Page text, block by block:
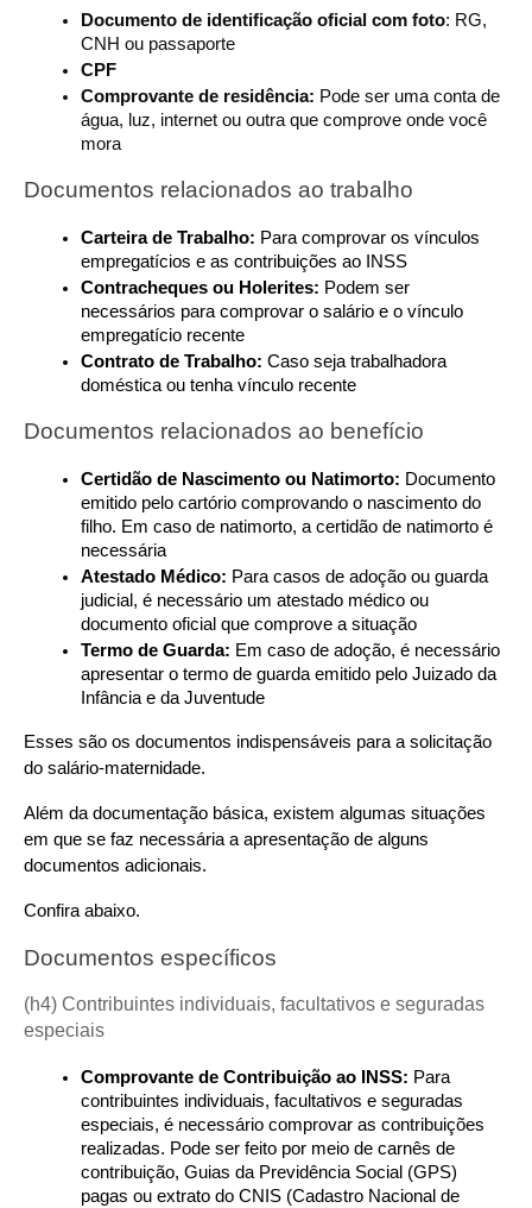
Documento de identificação oficial com foto: RG,
CNH ou passaporte
CPF
Comprovante de residência: Pode ser uma conta de
água, luz, internet ou outra que comprove onde você
mora
Documentos relacionados ao trabalho
Carteira de Trabalho: Para comprovar os vínculos
empregatícios e as contribuições ao INSS
Contracheques ou Holerites: Podem ser
necessários para comprovar o salário e o vínculo
empregatício recente
Contrato de Trabalho: Caso seja trabalhadora
doméstica ou tenha vínculo recente
Documentos relacionados ao benefício
Certidão de Nascimento ou Natimorto: Documento
emitido pelo cartório comprovando o nascimento do
filho. Em caso de natimorto, a certidão de natimorto é
necessária
Atestado Médico: Para casos de adoção ou guarda
judicial, é necessário um atestado médico ou
documento oficial que comprove a situação
Termo de Guarda: Em caso de adoção, é necessário
apresentar o termo de guarda emitido pelo Juizado da
Infância e da Juventude
Esses são os documentos indispensáveis para a solicitação
do salário-maternidade.
Além da documentação básica, existem algumas situações
em que se faz necessária a apresentação de alguns
documentos adicionais.
Confira abaixo.
Documentos específicos
(h4) Contribuintes individuais, facultativos e seguradas
especiais
Comprovante de Contribuição ao INSS: Para
contribuintes individuais, facultativos e seguradas
especiais, é necessário comprovar as contribuições
realizadas. Pode ser feito por meio de carnês de
contribuição, Guias da Previdência Social (GPS)
pagas ou extrato do CNIS (Cadastro Nacional de